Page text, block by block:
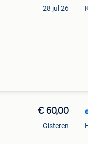
28 jul 26
€ 60,00
Gisteren